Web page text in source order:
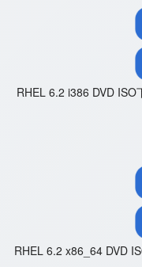
RHEL 6.2 i386 DVD
RHEL 6.2 x86_64 DVD